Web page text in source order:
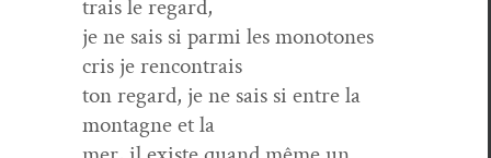
trais le regard,
je ne sais si par­mi les monot­o­nes
cris je rencontrais
ton regard, je ne sais si entre la
mon­tagne et la